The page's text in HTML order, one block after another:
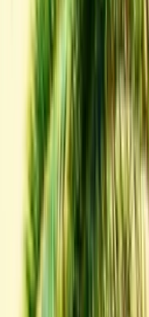
a car companies in
locatie, budget en
van de
contact met hen